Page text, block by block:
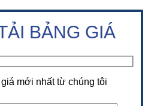
BẢNG GIÁ
mới nhất từ chúng tôi